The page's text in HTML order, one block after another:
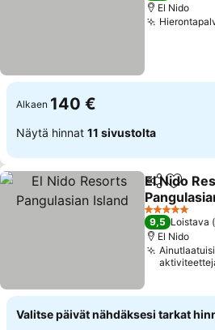
El Nido
Alkaen 140 €
Näytä hinnat 11 sivustolta
Jaa Lisää
El Nido
5 Tähtiluokitus
9,5 Loistava
El Nido
Valitse päivät nähdäksesi tarkat